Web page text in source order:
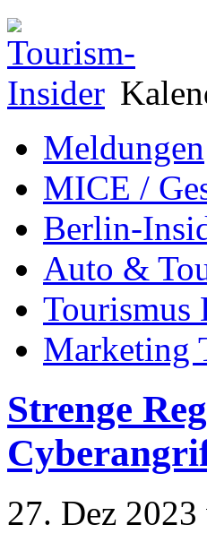
Meldungen
MICE /
Berlin-
Auto &
Tourismus
Marketing
Strenge
27. Dez 2023